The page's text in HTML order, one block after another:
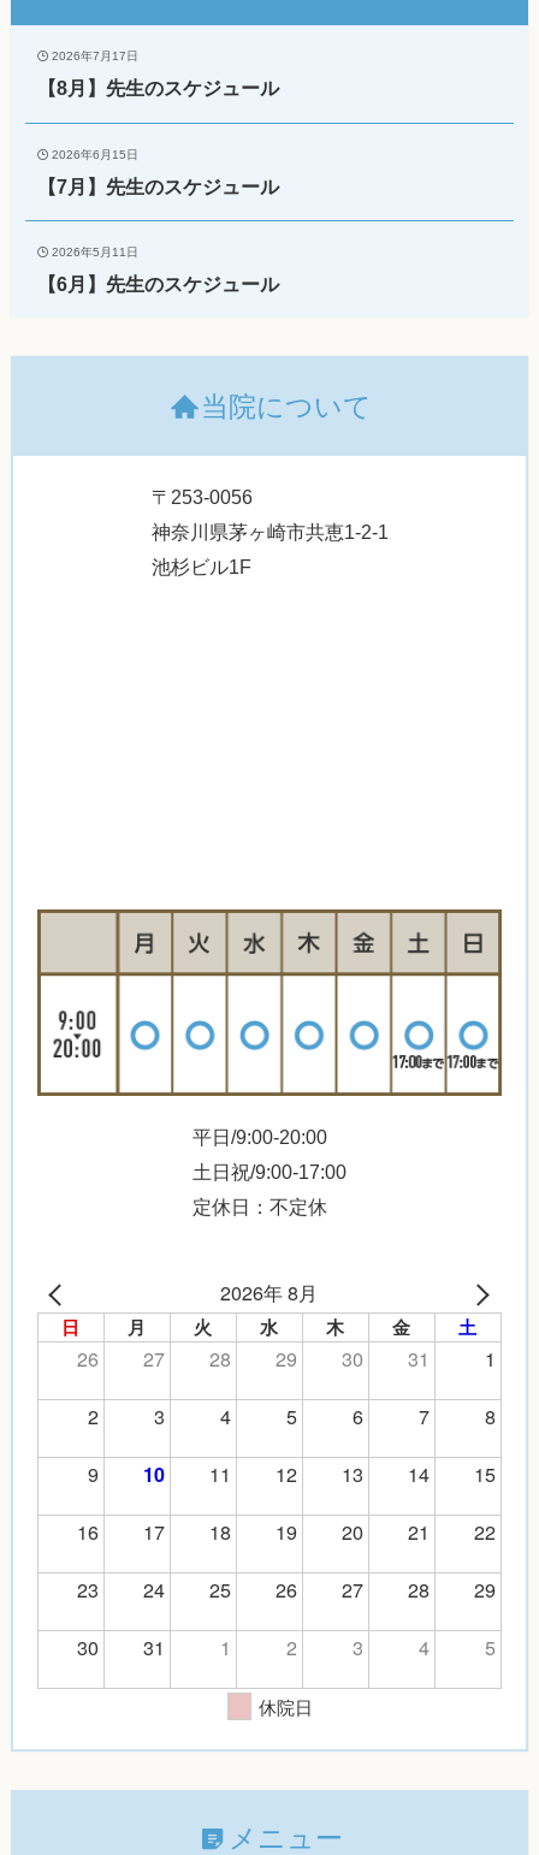
2026年7月17日
【8月】先生のスケジュール
2026年6月15日
【7月】先生のスケジュール
2026年5月11日
【6月】先生のスケジュール
当院について
〒253-0056
神奈川県茅ヶ崎市共恵1-2-1
池杉ビル1F
平日/9:00-20:00
土日祝/9:00-17:00
定休日：不定休
2026年 8月
日 月 火 水 木 金 土
26 27 28 29 30 31
1
2
3 4 5 6 7
8
9
10 11 12 13 14
15
16
17 18 19 20 21
22
23
24 25 26 27 28
29
30
31 1 2 3 4 5
休院日
メニュー